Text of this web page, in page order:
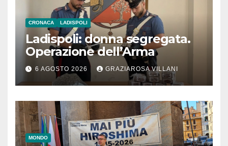
CRONACA LADISPOLI
Ladispoli: donna segregata.
Operazione dell’Arma
6 AGOSTO 2026 GRAZIAROSA VILLANI
MONDO